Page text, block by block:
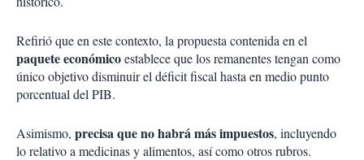
Refirió que en este contexto, la propuesta contenida en el
paquete económicoestablece que los remanentes tengan como
único objetivo disminuir el déficit fiscal hasta en medio punto
porcentual del PIB.
Asimismo, precisa que no habrá más impuestos, incluyendo
lo relativo a medicinas y alimentos, así como otros rubros.